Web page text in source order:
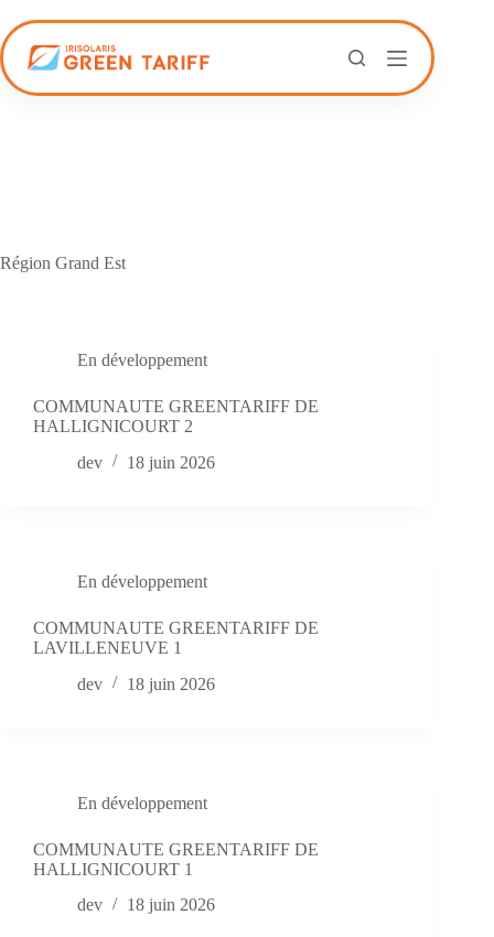
au
contenu
Région Grand Est
En développement
COMMUNAUTE GREENTARIFF DE
HALLIGNICOURT 2
dev
18 juin 2026
En développement
COMMUNAUTE GREENTARIFF DE
LAVILLENEUVE 1
dev
18 juin 2026
En développement
COMMUNAUTE GREENTARIFF DE
HALLIGNICOURT 1
dev
18 juin 2026